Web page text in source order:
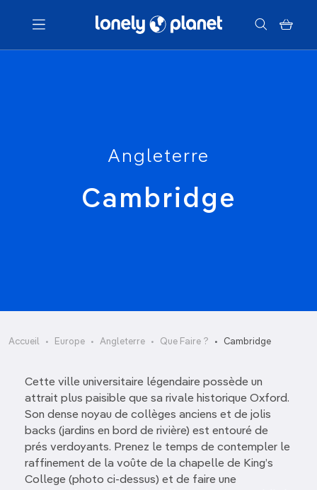
Menu
Angleterre
Cambridge
Accueil Europe Angleterre Que Faire ? Cambridge
Cette ville universitaire légendaire possède un
attrait plus paisible que sa rivale historique Oxford.
Son dense noyau de collèges anciens et de jolis
backs (jardins en bord de rivière) est entouré de
prés verdoyants. Prenez le temps de contempler le
raffinement de la voûte de la chapelle de King’s
College (photo ci-dessus) et de faire une